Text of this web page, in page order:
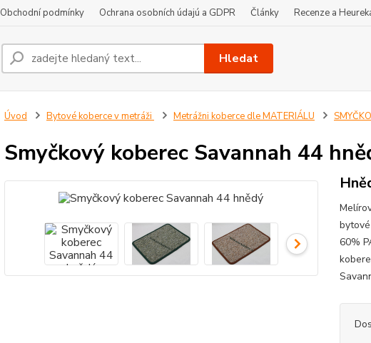
Obchodní podmínky Ochrana osobních údajú a GDPR Články Recenze a
Hledat
Úvod Bytové koberce v metráži Metrážni koberce dle MATERIÁLU
Smyčkový koberec Savannah 44
60%